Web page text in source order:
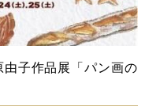
子作品展「パン画の